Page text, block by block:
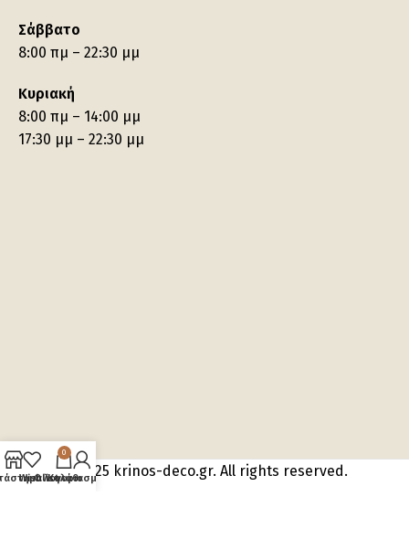
Σάββατο
8:00 πμ – 22:30 μμ
Κυριακή
8:00 πμ – 14:00 μμ
17:30 μμ – 22:30 μμ
2025 krinos-deco.gr. All rights reserved.
Wishlist
0
Καλάθι
Ο λογαριασμός μου